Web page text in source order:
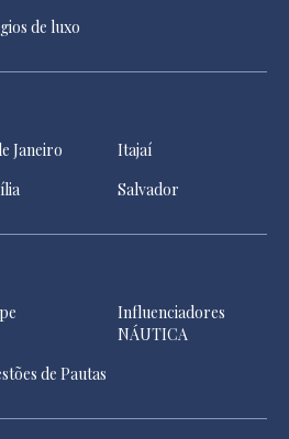
de luxo
Janeiro
Itajaí
Salvador
Influenciadores
NÁUTICA
de Pautas